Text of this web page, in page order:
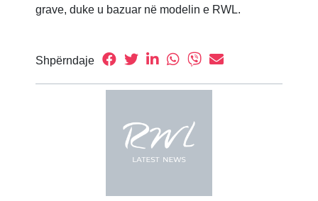
grave, duke u bazuar në modelin e RWL.
Shpërndaje